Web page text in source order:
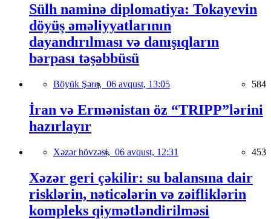
Sülh naminə diplomatiya: Tokayevin
döyüş əməliyyatlarının
dayandırılması və danışıqların
bərpası təşəbbüsü
Böyük Şərq, 06 avqust, 13:05 584
İran və Ermənistan öz “TRIPP”lərini
hazırlayır
Xəzər hövzəsi, 06 avqust, 12:31 453
Xəzər geri çəkilir: su balansına dair
risklərin, nəticələrin və zəifliklərin
kompleks qiymətləndirilməsi